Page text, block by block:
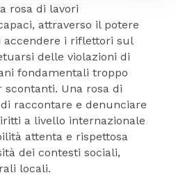
rosa di lavori
attraverso il potere
accendere i riflettori sul
delle violazioni di
fondamentali troppo
scontanti. Una rosa di
raccontare e denunciare
a livello internazionale
attenta e rispettosa
dei contesti sociali,
locali.